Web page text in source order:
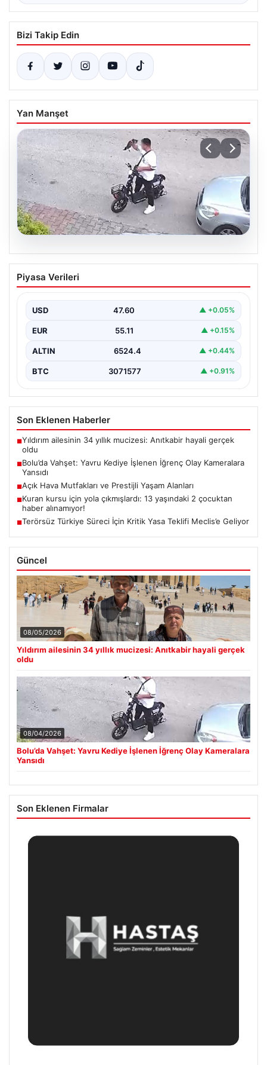
Bizi Takip Edin
Yan Manşet
Bolu’da Vahşet: Yavru Kediye İşlenen
İğrenç Olay Kameralara Yansıdı
günlerde meydana gelen korkutucu olay, bölgedeki
sakinleri derinden sarstı. Elektrikli…
Piyasa Verileri
USD 47.60 ▲ +0.05%
EUR 55.11 ▲ +0.15%
ALTIN 6524.4 ▲ +0.44%
BTC 3071577 ▲ +0.91%
Son Eklenen Haberler
■Yıldırım ailesinin 34 yıllık mucizesi: Anıtkabir hayali gerçek
oldu
■Bolu’da Vahşet: Yavru Kediye İşlenen İğrenç Olay Kameralara
Yansıdı
■Açık Hava Mutfakları ve Prestijli Yaşam Alanları
■Kuran kursu için yola çıkmışlardı: 13 yaşındaki 2 çocuktan
haber alınamıyor!
■Terörsüz Türkiye Süreci İçin Kritik Yasa Teklifi Meclis’e Geliyor
Güncel
08/05/2026
Yıldırım ailesinin 34 yıllık mucizesi: Anıtkabir hayali gerçek
oldu
08/04/2026
Bolu’da Vahşet: Yavru Kediye İşlenen İğrenç Olay Kameralara
Yansıdı
Son Eklenen Firmalar